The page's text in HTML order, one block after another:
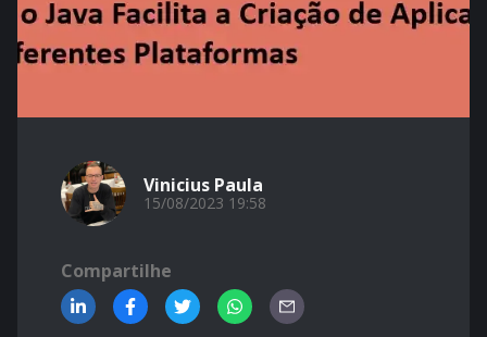
Vinicius Paula
15/08/2023 19:58
Compartilhe